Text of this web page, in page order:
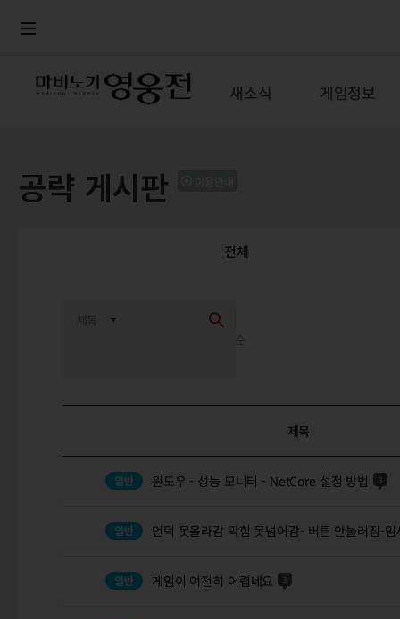
새소식 게임정보
공략 게시판
전체
제목
윈도우 - 성능 모니터 - NetCore 설정 방법 3
언덕 못올라감 막힘 못넘어감- 버튼 안눌러짐-임
게임이 여전히 어렵네요 3